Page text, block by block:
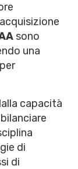
sono
una
capacità
di
di